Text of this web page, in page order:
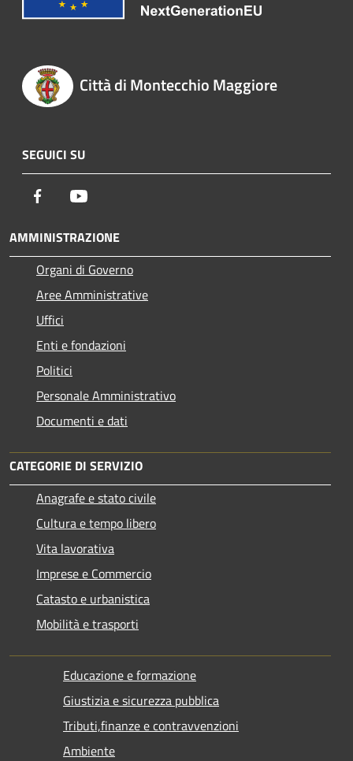
Città di Montecchio Maggiore
SEGUICI SU
Facebook
AMMINISTRAZIONE
Organi di Governo
Aree Amministrative
Uffici
Enti e fondazioni
Politici
Personale Amministrativo
Documenti e dati
CATEGORIE DI SERVIZIO
Anagrafe e stato civile
Cultura e tempo libero
Vita lavorativa
Imprese e Commercio
Catasto e urbanistica
Mobilità e trasporti
Educazione e formazione
Giustizia e sicurezza pubblica
Tributi,finanze e contravvenzioni
Ambiente